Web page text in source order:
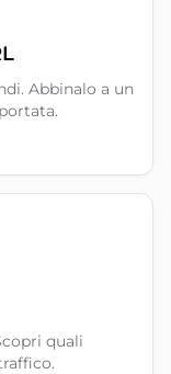
Abbinalo a un
quali